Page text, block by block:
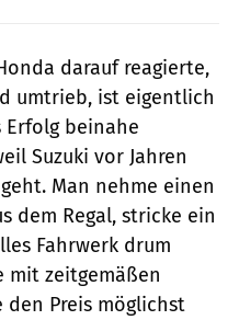
darauf reagierte,
umtrieb, ist eigentlich
Erfolg beinahe
Suzuki vor Jahren
Man nehme einen
dem Regal, stricke ein
Fahrwerk drum
mit zeitgemäßen
Preis möglichst